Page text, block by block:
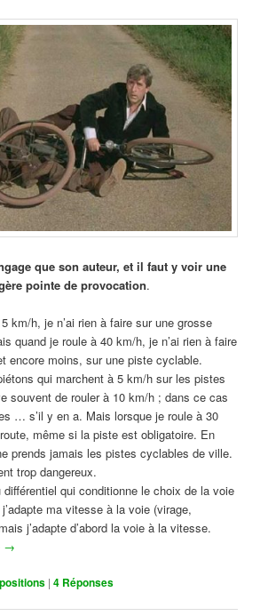
que son auteur, et il faut y voir une
pointe de provocation.
km/h, je n’ai rien à faire sur une grosse
quand je roule à 40 km/h, je n’ai rien à faire
encore moins, sur une piste cyclable.
qui marchent à 5 km/h sur les pistes
souvent de rouler à 10 km/h ; dans ce cas
… s’il y en a. Mais lorsque je roule à 30
même si la piste est obligatoire. En
prends jamais les pistes cyclables de ville.
trop dangereux.
différentiel qui conditionne le choix de la voie
ma vitesse à la voie (virage,
j’adapte d’abord la voie à la vitesse.
→
|4 Réponses